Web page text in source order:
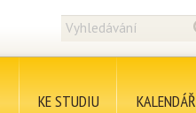
KE STUDIU KALENDÁŘ